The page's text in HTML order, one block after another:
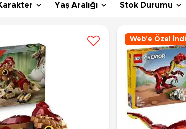
Oyunlar
Arkadaş - Aile Kutu Oyunları
Çocuk Kutu Oyunları
Eğitici Oyunlar
Bebek Evleri
Oyuncak Bebek
Oyuncak Bebek
Kozmetik ve
Kozmetik ve
3-5 Yaş 6-9 Yaş
Yaş Aralığı Stok Durumu
Web'e Özel